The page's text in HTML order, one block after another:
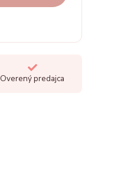
Overený predajca